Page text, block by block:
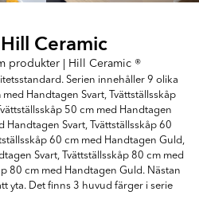
Ceramic
produkter | Hill Ceramic ®
Serien innehåller 9 olika
Handtagen Svart, Tvättställsskåp
50 cm med Handtagen
Handtagen Svart, Tvättställsskåp 60
60 cm med Handtagen Guld,
Svart, Tvättställsskåp 80 cm med
80 cm med Handtagen Guld. Nästan
yta. Det finns 3 huvud färger i serie